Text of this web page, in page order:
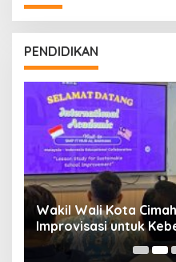
PENDIDIKAN
Wakil Wali Kota
Improvisasi untuk
Pendidikan